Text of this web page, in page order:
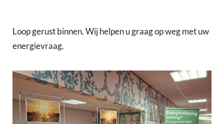
Loop gerust binnen. Wij helpen u graag op weg met uw
energievraag.